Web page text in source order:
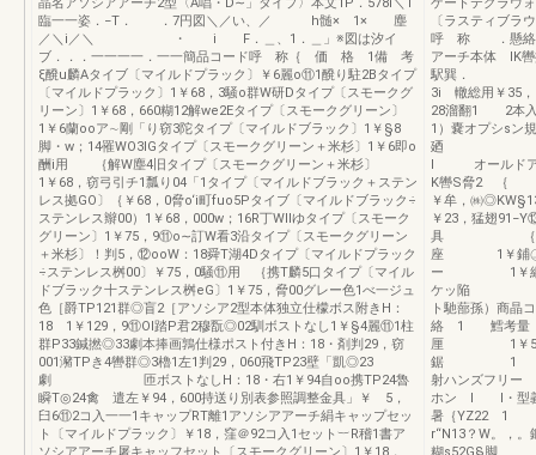
臨一一姿．−T． ．7円図＼／い、／ h髄× 1× 塵
／＼i／＼ ・ i F．＿、1．＿」※図は汐イ
ブ．．．一一一一．一一簡品コード呼 称｛ 価 格 1備 考
ξ醗u麟Aタイブ〔マイルドプラック〕￥6麗o⑪1醗り駐2Bタイプ
〔マイルドプラック〕1￥68，3騒o群W研Dタイプ〔スモークグ
リーン〕1￥68，660糊12解we2Eタイプ〔スモークグリーン〕
1￥6蘭ooア∼剛「り窃3陀タイプ〔マイルドブラック〕1￥§8
脚・w；14罹WO3lGタイプ〔スモークグリーン＋米杉〕1￥6即o
酬i用 ｛解W塵4旧タイプ〔スモークグリーン＋米杉〕
1￥68，窃弓引チ1瓢り04「1タイプ〔マイルドブラック＋ステン
レス拠GO〕｛￥68，0脅o‘i町fuo5Pタイブ〔マイルドブラック÷
ステンレス辮00）1￥68，000w；16R丁WIlゆタイプ〔スモーク
グリーン〕1￥75，9⑪o∼訂W看3沿タイプ〔スモークグリーン
＋米杉〕！判5，⑫ooW：18舜T湖4Dタイプ〔マイルドプラック
÷ステンレス桝00〕￥75，0騒⑪用 ｛携T麟5口タイプ〔マイル
ドブラック十ステンレス桝eG〕1￥75，脅00グレー色1べ一ジュ
色［爵TP121群◎盲2［アソシア2型本体独立仕檬ボス附きH：
18 1￥129，9⑪Ol踏P君2穆翫◎02馴ボストなし1￥§4麗⑪1柱
群P33鍼撚◎33劇本捧画鶉仕様ポスト付きH：18・剤判29，窃
001瀦TPき4轡群◎3櫓1左1判29，060飛TP23壁「凱◎23
劇 匝ボストなしH：18・右1￥94自oo携TP24魯
瞬T◎24禽 遣左￥94，600持送り別表参照調整金具」￥ 5，
臼6⑪2コ入一一1キャップRT離1アソシアアーチ絹キャップセッ
ト〔マイルドプラック〕￥18，窪＠92コ入1セット︸R稽1書ア
〔ラスティブ
呼 称 ．懸絡
アーチ本体
駅巽
3i 轍総用￥35
28溜翻1 2本入
1）嚢オプシsン
廼 呼
l オールドア
K轡S脅
￥牟，㈱
￥23，猛翅
具 ｛￥9，
座 1￥鋪㊤
ー 1￥網加翁
ケッ陥 1￥15
ト馳蔀
絡 1 鱈考量
厘 1￥5滑9ε
鋸 1 子機
射ハンズフリ
ホン l l・
暑｛
r“N13？W。，